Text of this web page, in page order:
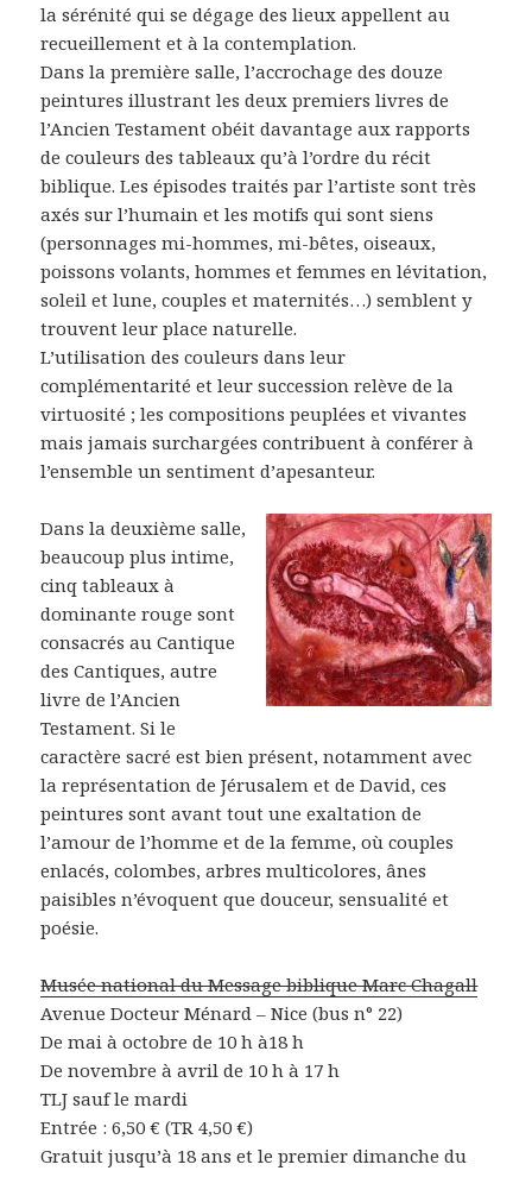
la sérénité qui se dégage des lieux appellent au
recueillement et à la contemplation.
Dans la première salle, l’accrochage des douze
peintures illustrant les deux premiers livres de
l’Ancien Testament obéit davantage aux rapports
de couleurs des tableaux qu’à l’ordre du récit
biblique. Les épisodes traités par l’artiste sont très
axés sur l’humain et les motifs qui sont siens
(personnages mi-hommes, mi-bêtes, oiseaux,
poissons volants, hommes et femmes en lévitation,
soleil et lune, couples et maternités…) semblent y
trouvent leur place naturelle.
L’utilisation des couleurs dans leur
complémentarité et leur succession relève de la
virtuosité ; les compositions peuplées et vivantes
mais jamais surchargées contribuent à conférer à
l’ensemble un sentiment d’apesanteur.
Dans la deuxième salle,
beaucoup plus intime,
cinq tableaux à
dominante rouge sont
consacrés au Cantique
des Cantiques, autre
livre de l’Ancien
Testament. Si le
caractère sacré est bien présent, notamment avec
la représentation de Jérusalem et de David, ces
peintures sont avant tout une exaltation de
l’amour de l’homme et de la femme, où couples
enlacés, colombes, arbres multicolores, ânes
paisibles n’évoquent que douceur, sensualité et
poésie.
Musée national du Message biblique Marc Chagall
Avenue Docteur Ménard – Nice (bus n° 22)
De mai à octobre de 10 h à18 h
De novembre à avril de 10 h à 17 h
TLJ sauf le mardi
Entrée : 6,50 € (TR 4,50 €)
Gratuit jusqu’à 18 ans et le premier dimanche du